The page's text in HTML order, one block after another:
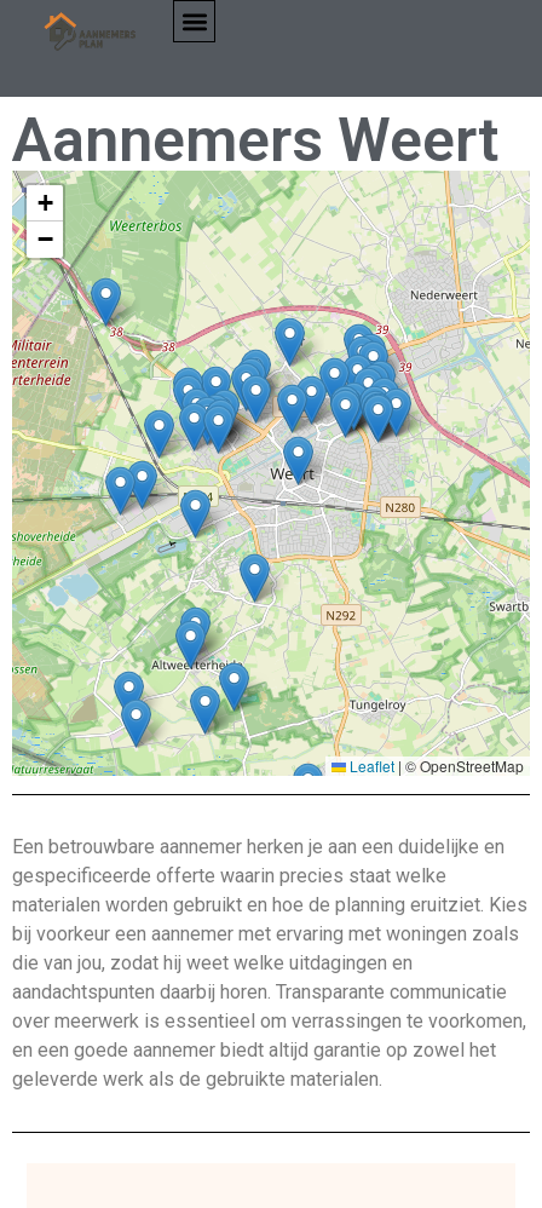
Aannemers Weert
+
−
Leaflet | © OpenStreetMap
Een betrouwbare aannemer herken je aan een duidelijke en
gespecificeerde offerte waarin precies staat welke
materialen worden gebruikt en hoe de planning eruitziet. Kies
bij voorkeur een aannemer met ervaring met woningen zoals
die van jou, zodat hij weet welke uitdagingen en
aandachtspunten daarbij horen. Transparante communicatie
over meerwerk is essentieel om verrassingen te voorkomen,
en een goede aannemer biedt altijd garantie op zowel het
geleverde werk als de gebruikte materialen.